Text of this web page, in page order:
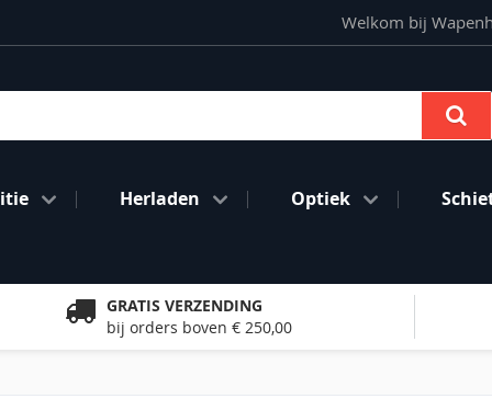
Welkom bij
Herladen Optiek
GRATIS VERZENDING
bij orders boven € 250,00